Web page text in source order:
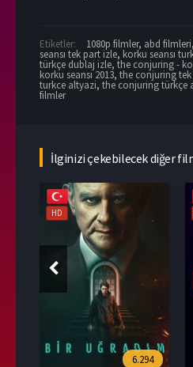
Etiketler: 1080p filmler, abd filmleri,
seansı tek part izle, korku seansı
türkçe dublaj izle, the conjuring -
korku seansı 2013, the conjuring
turkce altyazi, the conjuring türkçe
filmler
İlginizi çekebilecek diğer
HD
6.294